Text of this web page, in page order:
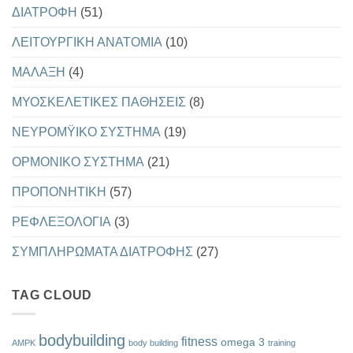
ΔΙΑΤΡΟΦΗ (51)
ΛΕΙΤΟΥΡΓΙΚΗ ΑΝΑΤΟΜΙΑ (10)
ΜΑΛΑΞΗ (4)
ΜΥΟΣΚΕΛΕΤΙΚΕΣ ΠΑΘΗΣΕΙΣ (8)
ΝΕΥΡΟΜΫΙΚΟ ΣΥΣΤΗΜΑ (19)
ΟΡΜΟΝΙΚΟ ΣΥΣΤΗΜΑ (21)
ΠΡΟΠΟΝΗΤΙΚΗ (57)
ΡΕΦΛΕΞΟΛΟΓΙΑ (3)
ΣΥΜΠΛΗΡΩΜΑΤΑ ΔΙΑΤΡΟΦΗΣ (27)
TAG CLOUD
AMPK bodybuilding body building fitness omega 3 training